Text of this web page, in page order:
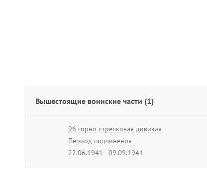
Вышестоящие воинские части (1)
96 горно-стрелковая дивизия
Период подчинения
22.06.1941 - 09.09.1941